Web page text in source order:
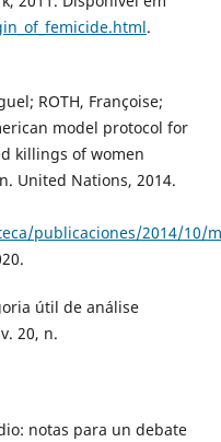
.
ROTH, Françoise;
model protocol for
killings of women
United Nations, 2014.
publicaciones/2014/10/
útil de análise
20, n.
notas para un debate